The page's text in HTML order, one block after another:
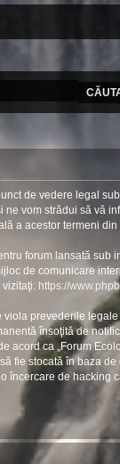
de vedere legal
vom strădui să vă
a acestor termeni
forum lansată sub
de comunicare
https://
prevederile
însoţită de
acord ca „Forum
fie stocată în baza de
încercare de hacking